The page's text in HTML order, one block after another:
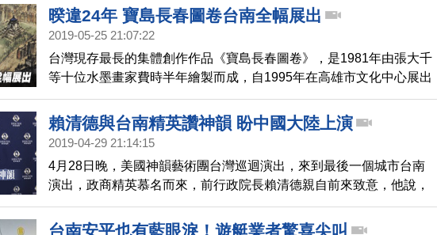
報，台北市衛生局長黃世傑說，一旦接獲通報，將由北市聯醫出動機
動快篩隊。檢警指出，死者擔任攝影棚攝影，有長期酗酒習慣，7日猝
診者有一周沒來上班，來上班的第一天就發生憾事；死亡後採檢CT值
雖大於等於30，但PCR採檢是陽性。
暌違24年 寶島長春圖卷台南全幅展出
2019-05-25 21:07:22
台灣現存最長的集體創作作品《寶島長春圖卷》，是1981年由張大千
等十位水墨畫家費時半年繪製而成，自1995年在高雄市文化中心展出
後，就一直珍藏至今，25日台南美術館舉行開幕儀式，將這幅塵封數
十年的曠世鉅作，重新呈現國人眼前。
賴清德與台南精英讚神韻 盼中國大陸上演
2019-04-29 21:14:15
4月28日晚，美國神韻藝術團台灣巡迴演出，來到最後一個城市台南
演出，政商精英慕名而來，前行政院長賴清德親自前來致意，他說，
中國政府官員如果能欣賞神韻，也會為之敬佩；賴清德說，神韻無法
到中國大陸演出，是廣大中國人民的損失。
台南安平也有藍眼淚！遊艇業者驚喜尖叫